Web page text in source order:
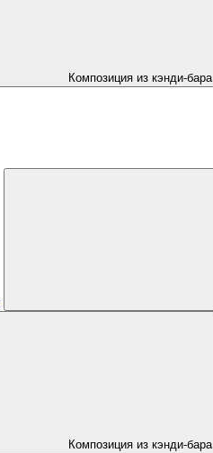
Композиция из кэнди-бара
Композиция из кэнди-бара